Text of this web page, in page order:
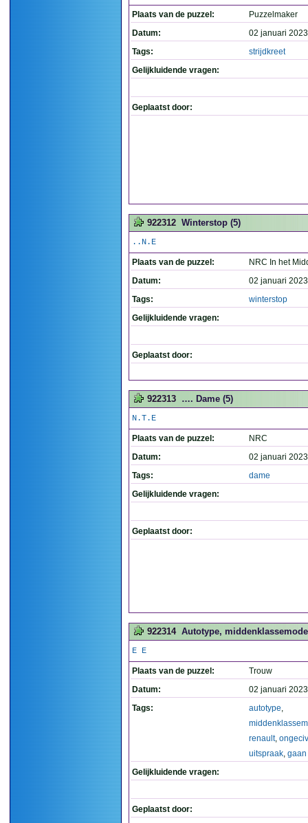
Plaats van de puzzel:
Puzzelmaker
Datum:
02 januari
Tags:
strijdkreet
Gelijkluidende vragen:
Geplaatst door:
922312 Winterstop (5)
..N.E
Plaats van de puzzel:
NRC In het
Datum:
02 januari
Tags:
winterstop
Gelijkluidende vragen:
Geplaatst door:
922313 …. Dame (5)
N.T.E
Plaats van de puzzel:
NRC
Datum:
02 januari
Tags:
dame
Gelijkluidende vragen:
Geplaatst door:
922314 Autotype,
E E
Plaats van de puzzel:
Trouw
Datum:
02 januari
Tags:
autotype,
renault,
uitspraak, gaan
Gelijkluidende vragen:
Geplaatst door: